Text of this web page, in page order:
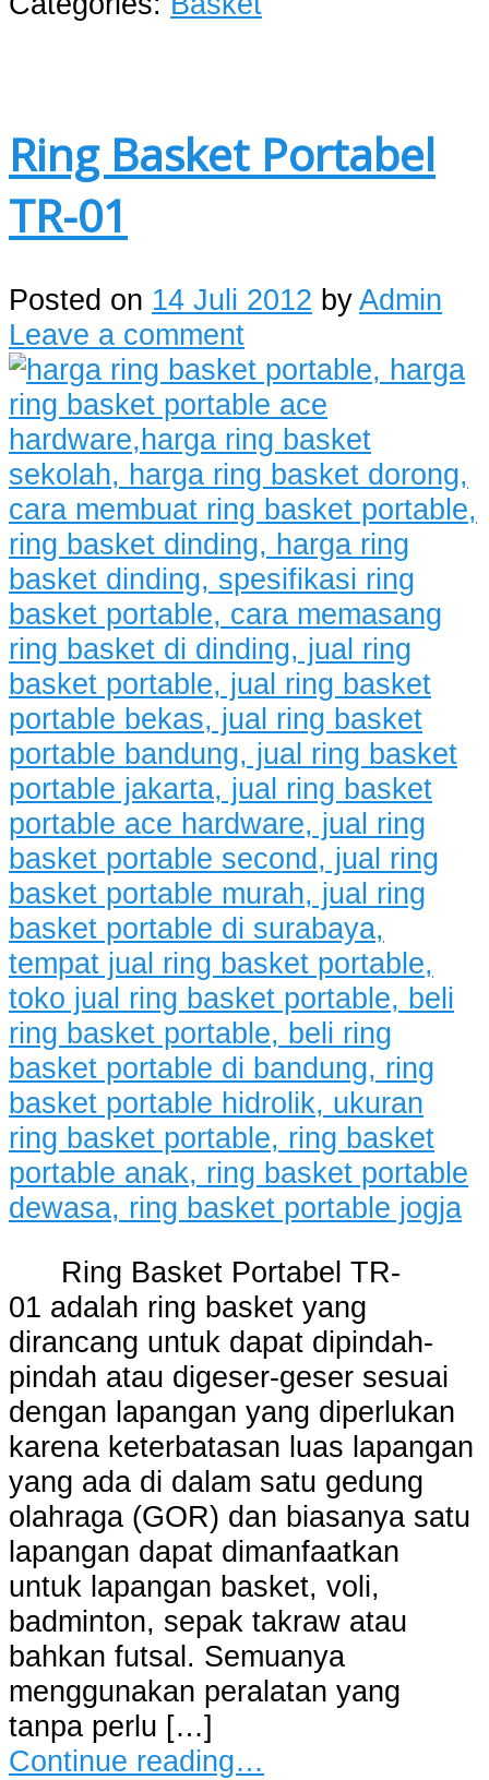
Ring Basket Portabel
TR-01
Posted on 14 Juli 2012 byAdmin
Leave a comment
Ring Basket Portabel TR-
01 adalah ring basket yang
dirancang untuk dapat dipindah-
pindah atau digeser-geser sesuai
dengan lapangan yang diperlukan
karena keterbatasan luas lapangan
yang ada di dalam satu gedung
olahraga (GOR) dan biasanya satu
lapangan dapat dimanfaatkan
untuk lapangan basket, voli,
badminton, sepak takraw atau
bahkan futsal. Semuanya
menggunakan peralatan yang
tanpa perlu […]
Continue reading…